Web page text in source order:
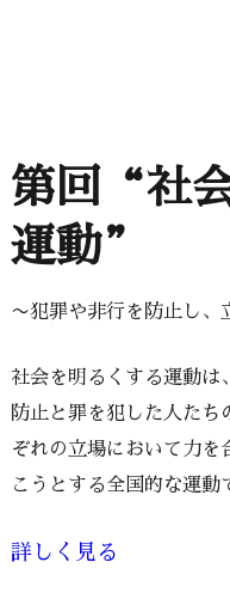
第回“社
運動”
〜犯罪や非行を防止し、
社会を明るくする運動は
防止と罪を犯した人たち
ぞれの立場において力を
こうとする全国的な運動
詳しく見る